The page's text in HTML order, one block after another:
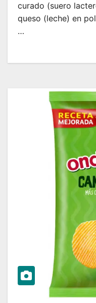
curado (suero
queso (leche) en
…